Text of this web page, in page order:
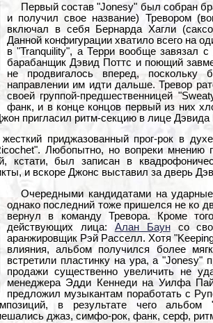
Первый состав "Jonesy" был собран
и получил свое название) Тревором
включал в себя Бернарда Хагли
Данной конфигурации хватило всего на
в "Tranquility", а Терри вообще завязал
барабанщик Дэвид Поттс и поющий
не продвигалось вперед,
направлении им идти дальше. Тревор
своей группой-предшественницей
фанк, и в конце концов первый из них
пригласил ритм-секцию в лице
приджазованный прог-рок в
Любопытно, но вопреки мнению
кстати, был записан в
и вскоре Джонс выставил за дверь
Очередными кандидатами на
однако последний тоже пришелся не ко
вернул в команду Тревора. Кроме
действующих лица: Алан Баунсо
аранжировщик Рэй Расселл. Хотя
влияния, альбом получился более
встретили пластинку на ура, а "Jonesy"
продажи существенно увеличить не
менеджера Эдди Кеннеди на Уилфа
предложил музыкантам поработать с
в результате чего
джаз, симфо-рок, фанк, серф,